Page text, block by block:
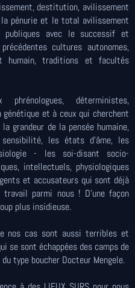
destitution, avilissement
pénurie et le total avilissement
publiques avec le successif et
cultures autonomes,
humain, traditions et facultés
déterministes,
et à ceux qui cherchent
grandeur de la pensée humaine,
les états d'âme, les
- les soi-disant socio-
intellectuels, physiologiques
et accusateurs qui sont déjà
parmi nous ! D'une façon
plus insidieuse.
nos cas sont aussi terribles et
se sont échappées des camps de
type boucher Docteur Mengele.